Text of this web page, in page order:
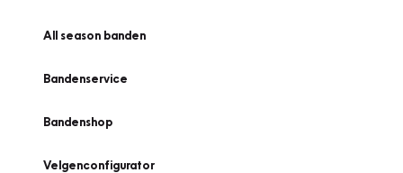
All season banden
Bandenservice
Bandenshop
Velgenconfigurator